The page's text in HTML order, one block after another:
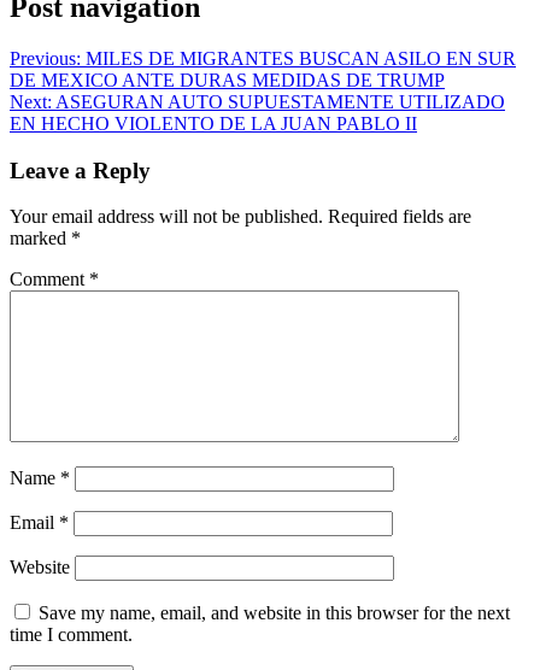
Post navigation
Previous: MILES DE MIGRANTES BUSCAN ASILO EN SUR
DE MEXICO ANTE DURAS MEDIDAS DE TRUMP
Next: ASEGURAN AUTO SUPUESTAMENTE UTILIZADO
EN HECHO VIOLENTO DE LA JUAN PABLO II
Leave a Reply
Your email address will not be published. Required fields are
marked *
Comment *
Name *
Email *
Website
Save my name, email, and website in this browser for the next
time I comment.